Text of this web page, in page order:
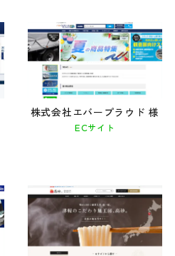
株式会社エバープラウド 様
ECサイト